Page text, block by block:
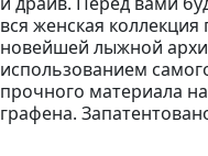
вся женская коллекция
новейшей лыжной
использованием
прочного материала
графена.